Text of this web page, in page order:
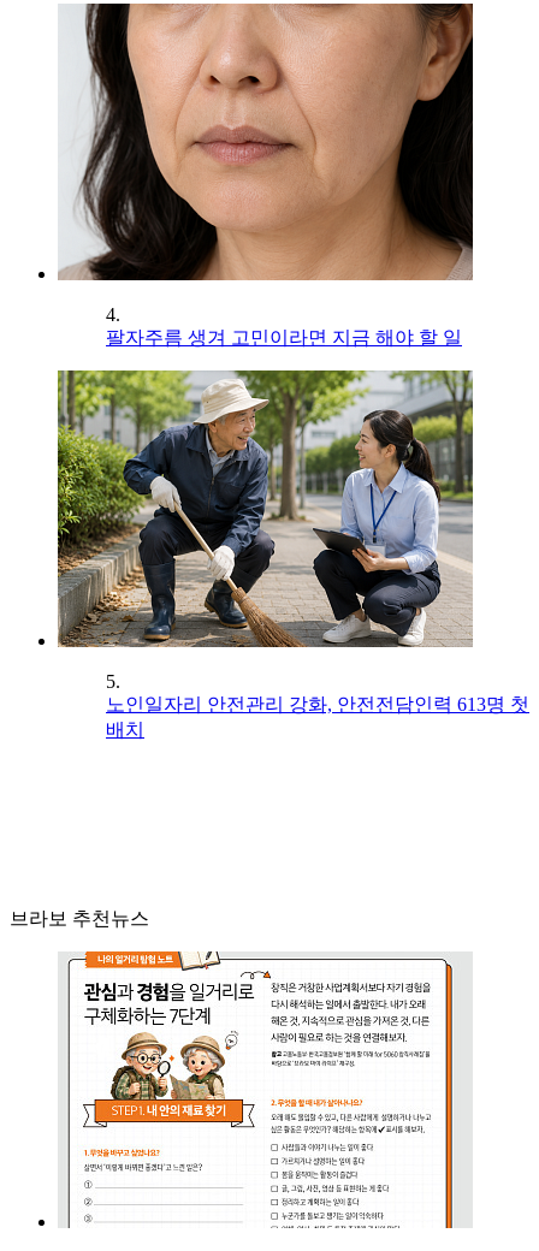
4.
팔자주름 생겨 고민이라면 지금 해야 할 일
5.
노인일자리 안전관리 강화, 안전전담인력 613명 첫
배치
브라보 추천뉴스